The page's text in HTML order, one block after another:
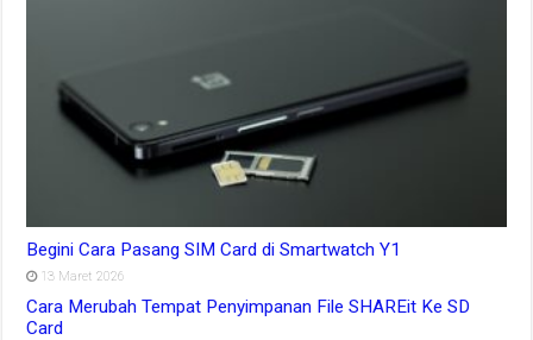
Begini Cara Pasang SIM Card di Smartwatch Y1
13 Maret 2026
Cara Merubah Tempat Penyimpanan File SHAREit Ke SD
Card